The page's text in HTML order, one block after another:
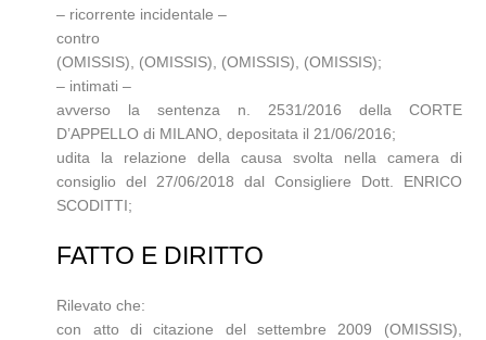
– ricorrente incidentale –
contro
(OMISSIS), (OMISSIS), (OMISSIS), (OMISSIS);
– intimati –
avverso la sentenza n. 2531/2016 della CORTE
D’APPELLO di MILANO, depositata il 21/06/2016;
udita la relazione della causa svolta nella camera di
consiglio del 27/06/2018 dal Consigliere Dott. ENRICO
SCODITTI;
FATTO E DIRITTO
Rilevato che:
con atto di citazione del settembre 2009 (OMISSIS),